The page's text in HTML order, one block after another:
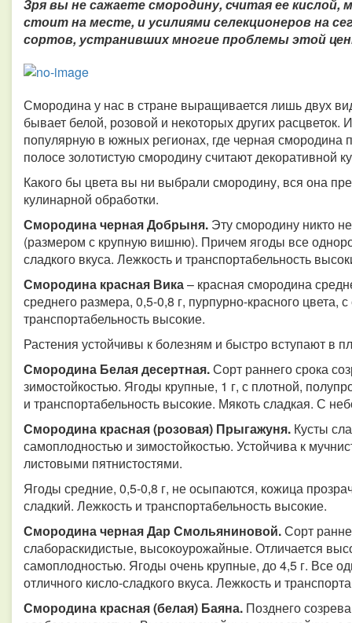
Зря вы не сажаете смородину, считая ее кислой,
стоит на месте, и усилиями селекционеров на
сортов, устранивших многие проблемы этой
Смородина у нас в стране выращивается лишь двух
бывает белой, розовой и некоторых других
популярную в южных регионах, где черная смородина
полосе золотистую смородину считают декоративной
Какого бы цвета вы ни выбрали смородину, вся она
кулинарной обработки.
Смородина черная Добрыня. Эту смородину никто
(размером с крупную вишню). Причем ягоды все
сладкого вкуса. Лежкость и транспортабельность
Смородина красная Вика– красная смородина
среднего размера, 0,5-0,8 г, пурпурно-красного
транспортабельность высокие.
Растения устойчивы к болезням и быстро вступают в
Смородина Белая десертная.Сорт раннего срока
зимостойкостью. Ягоды крупные, 1 г, с плотной,
и транспортабельность высокие. Мякоть сладкая. С
Смородина красная (розовая) Прыгажуня. Кусты
самоплодностью и зимостойкостью. Устойчива к
листовыми пятнистостями.
Ягоды средние, 0,5-0,8 г, не осыпаются, кожица
сладкий. Лежкость и транспортабельность высокие.
Смородина черная Дар Смольяниновой.Сорт
слабораскидистые, высокоурожайные. Отличается
самоплодностью. Ягоды очень крупные, до 4,5 г. Все
отличного кисло-сладкого вкуса. Лежкость и
Смородина красная (белая) Баяна. Позднего